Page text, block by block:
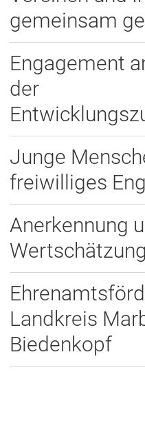
gemeinsam
Engagement
der
Junge
freiwilliges
Anerkennung
Wertschätzung
Landkreis
Biedenkopf